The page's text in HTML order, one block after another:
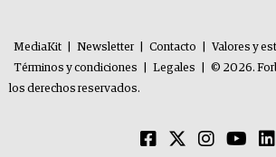
MediaKit Newsletter Contacto Valores y
Términos y condiciones
Legales
© 2026.
los derechos reservados.